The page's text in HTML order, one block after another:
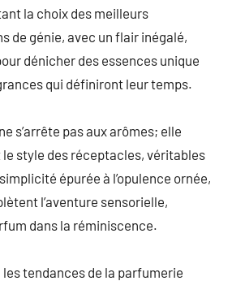
la choix des meilleurs
de génie, avec un flair inégalé,
dénicher des essences unique
qui définiront leur temps.
s’arrête pas aux arômes; elle
style des réceptacles, véritables
épurée à l’opulence ornée,
l’aventure sensorielle,
dans la réminiscence.
les tendances de la parfumerie